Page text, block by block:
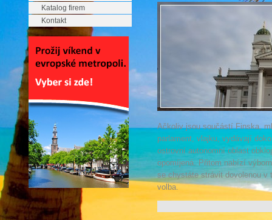
Katalog firem
Kontakt
Ačkoliv jsou součástí Finska,
parlament, vlajku, vydávají
ostrovní autonomní oblast
opomíjená. Přitom nabízí
se chystáte strávit dovolenou v
volba.